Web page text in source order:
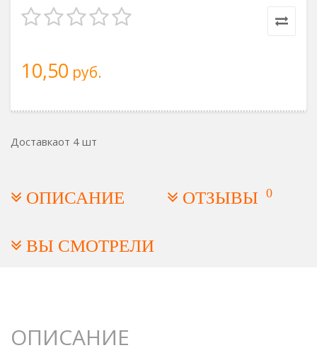
10,50 руб.
Доставкаот 4 шт
ОПИСАНИЕ ОТЗЫВЫ 0
ВЫ СМОТРЕЛИ
ОПИСАНИЕ